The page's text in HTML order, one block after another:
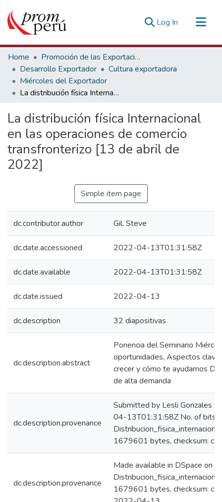
Log In (current)
Communities & Collections
All of DSpace
Statistics
Estadísticas Externas
Home
Promoción de las Exportaciones
Desarrollo Exportador
Cultura exportadora
Miércoles del Exportador
La distribución física Internacional en las operaciones de comercio transfronterizo [13 de abril de 2022]
La distribución física Internacional
en las operaciones de comercio
transfronterizo [13 de abril de
2022]
Simple item page
dc.contributor.author Gil, Steve
dc.date.accessioned 2022-04-13T01:31:58Z
dc.date.available 2022-04-13T01:31:58Z
dc.date.issued 2022-04-13
dc.description 32 diapositivas
dc.description.abstract
Ponencia del Seminario
oportunidades, Aspectos clave
crecer y cómo te ayudamos
de alta demanda
dc.description.provenance
Submitted by Lesli Gonzales
04-13T01:31:58Z No. of
1679601 bytes, checksum:
dc.description.provenance
Made available in DSpace on
1679601 bytes, checksum: